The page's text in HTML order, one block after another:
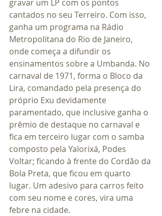
gravar um LP com os pontos
cantados no seu Terreiro. Com isso,
ganha um programa na Rádio
Metropolitana do Rio de Janeiro,
onde começa a difundir os
ensinamentos sobre a Umbanda. No
carnaval de 1971, forma o Bloco da
Lira, comandado pela presença do
próprio Exu devidamente
paramentado, que inclusive ganha o
prêmio de destaque no carnaval e
fica em terceiro lugar com o samba
composto pela Yalorixá, Podes
Voltar; ficando à frente do Cordão da
Bola Preta, que ficou em quarto
lugar. Um adesivo para carros feito
com seu nome e cores, vira uma
febre na cidade.